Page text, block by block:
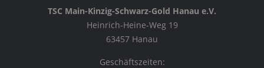
TSC Main-Kinzig-Schwarz-Gold Hanau e.V.
Heinrich-Heine-Weg 19
63457 Hanau
Geschäftszeiten: